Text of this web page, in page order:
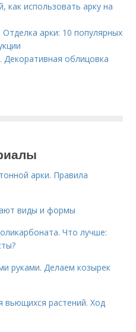
как использовать арку на
арки: 10 популярных
облицовка
арки. Правила
виды и формы
Что лучше:
руками. Делаем козырек
вьющихся растений. Ход